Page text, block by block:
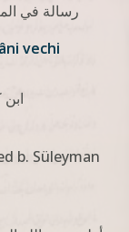
رسالة في
b. Süleyman